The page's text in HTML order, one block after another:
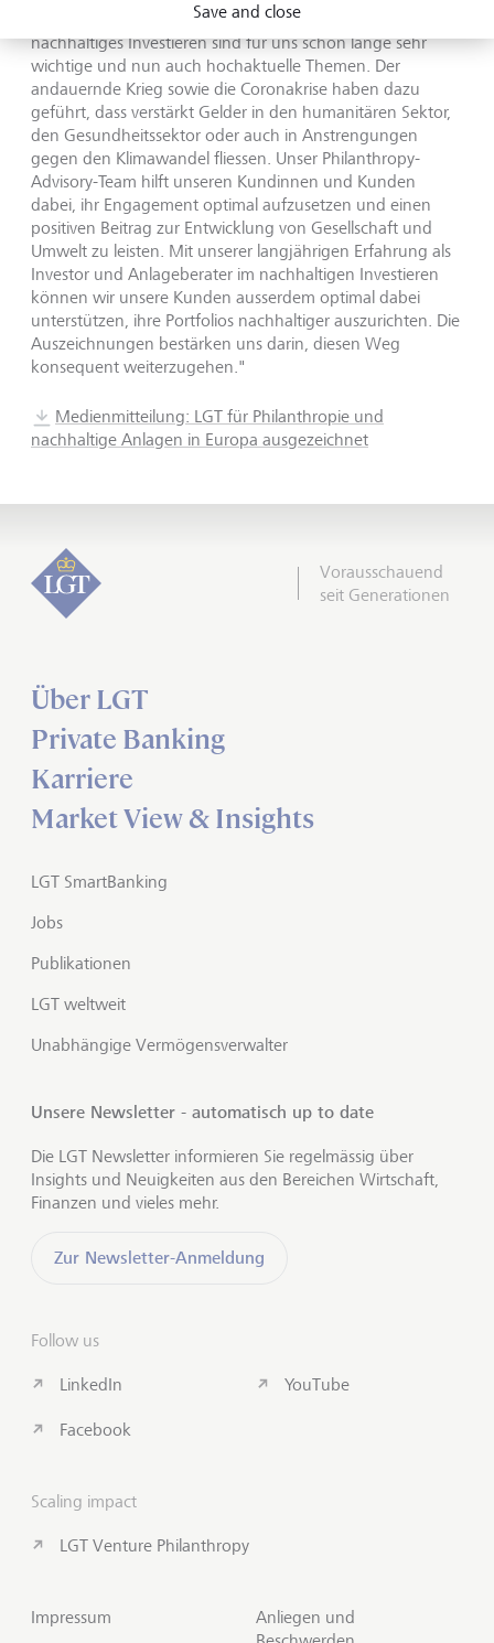
über die Auszeichnungen: "Sowohl Philanthropie als auch
nachhaltiges Investieren sind für uns schon lange sehr
wichtige und nun auch hochaktuelle Themen. Der
andauernde Krieg sowie die Coronakrise haben dazu
geführt, dass verstärkt Gelder in den humanitären Sektor,
den Gesundheitssektor oder auch in Anstrengungen
gegen den Klimawandel fliessen. Unser Philanthropy-
Advisory-Team hilft unseren Kundinnen und Kunden
dabei, ihr Engagement optimal aufzusetzen und einen
positiven Beitrag zur Entwicklung von Gesellschaft und
Umwelt zu leisten. Mit unserer langjährigen Erfahrung als
Investor und Anlageberater im nachhaltigen Investieren
können wir unsere Kunden ausserdem optimal dabei
unterstützen, ihre Portfolios nachhaltiger auszurichten. Die
Auszeichnungen bestärken uns darin, diesen Weg
konsequent weiterzugehen."
Medienmitteilung: LGT für Philanthropie und
nachhaltige Anlagen in Europa ausgezeichnet
Vorausschauend
seit Generationen
Über LGT
Private Banking
Karriere
Market View & Insights
LGT SmartBanking
Jobs
Publikationen
LGT weltweit
Unabhängige Vermögensverwalter
Unsere Newsletter - automatisch up to date
Die LGT Newsletter informieren Sie regelmässig über
Insights und Neuigkeiten aus den Bereichen Wirtschaft,
Finanzen und vieles mehr.
Zur Newsletter-Anmeldung
Follow us
LinkedIn
Facebook
YouTube
Scaling impact
LGT Venture Philanthropy
Impressum
Anliegen und
Save and close